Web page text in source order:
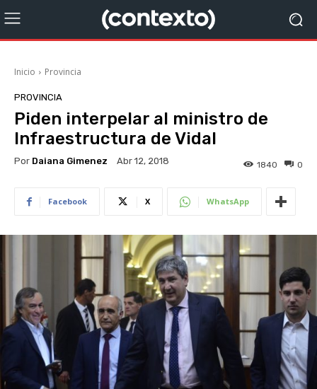
Inicio Provincia
PROVINCIA
Piden interpelar al ministro de
Infraestructura de Vidal
Por Daiana Gimenez Abr 12, 2018 0
1840
Facebook X WhatsApp